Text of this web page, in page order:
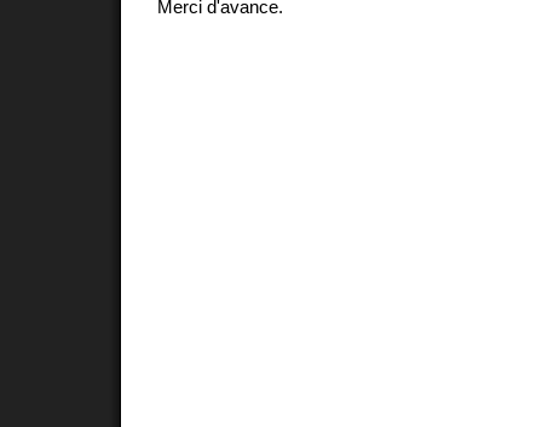
Merci d'avance.